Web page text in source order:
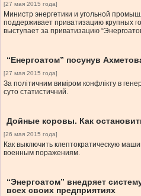
[27 мая 2015 года]
Министр энергетики и угольной
поддерживает приватизацию крупных
выступает за приватизацию
“Енергоатом” посунув
[27 мая 2015 года]
За політичним виміром конфлікту в
суто статистичний.
Дойные коровы. Как
[26 мая 2015 года]
Как выключить клептократическую
военным поражениям.
“Энергоатом” внедряет
всех своих предприятиях